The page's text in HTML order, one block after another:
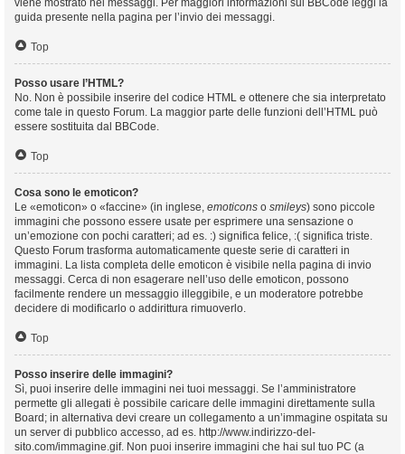
viene mostrato nei messaggi. Per maggiori informazioni sul BBCode leggi la
guida presente nella pagina per l’invio dei messaggi.
Top
Posso usare l’HTML?
No. Non è possibile inserire del codice HTML e ottenere che sia interpretato
come tale in questo Forum. La maggior parte delle funzioni dell’HTML può
essere sostituita dal BBCode.
Top
Cosa sono le emoticon?
Le «emoticon» o «faccine» (in inglese, emoticons o smileys) sono piccole
immagini che possono essere usate per esprimere una sensazione o
un’emozione con pochi caratteri; ad es. :) significa felice, :( significa triste.
Questo Forum trasforma automaticamente queste serie di caratteri in
immagini. La lista completa delle emoticon è visibile nella pagina di invio
messaggi. Cerca di non esagerare nell’uso delle emoticon, possono
facilmente rendere un messaggio illeggibile, e un moderatore potrebbe
decidere di modificarlo o addirittura rimuoverlo.
Top
Posso inserire delle immagini?
Sì, puoi inserire delle immagini nei tuoi messaggi. Se l’amministratore
permette gli allegati è possibile caricare delle immagini direttamente sulla
Board; in alternativa devi creare un collegamento a un’immagine ospitata su
un server di pubblico accesso, ad es. http://www.indirizzo-del-
sito.com/immagine.gif. Non puoi inserire immagini che hai sul tuo PC (a